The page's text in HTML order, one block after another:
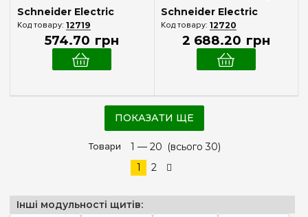
Schneider Electric
12719
574.70 грн
Schneider Electric
12720
2 688.20 грн
ПОКАЗАТИ ЩЕ
Товари 1 — 20 (всього 30)
1
2
Інші модульності щитів: